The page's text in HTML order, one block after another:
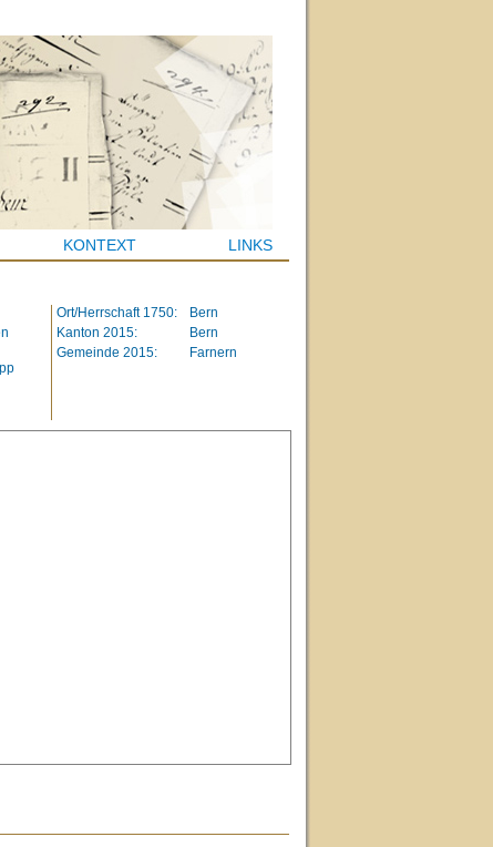
KONTEXT LINKS
Ort/Herrschaft 1750:
Bern
Kanton 2015:
Bern
Gemeinde 2015:
Farnern